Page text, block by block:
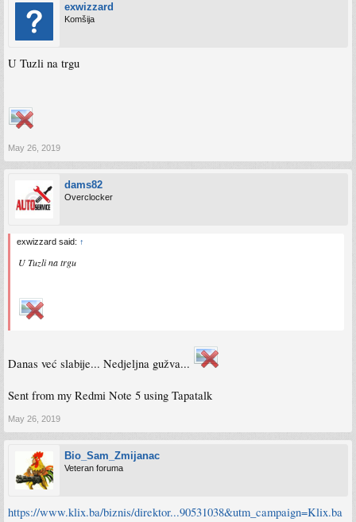
exwizzard
Komšija
U Tuzli na trgu
May 26, 2019
dams82
Overclocker
exwizzard said: ↑
U Tuzli na trgu
Danas već slabije... Nedjeljna gužva...
Sent from my Redmi Note 5 using Tapatalk
May 26, 2019
Bio_Sam_Zmijanac
Veteran foruma
https://www.klix.ba/biznis/direktor...90531038&utm_campaign=Klix.ba